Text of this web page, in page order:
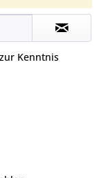
zur Kenntnis